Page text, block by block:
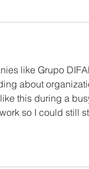
like Grupo
about
this during a
so I could still